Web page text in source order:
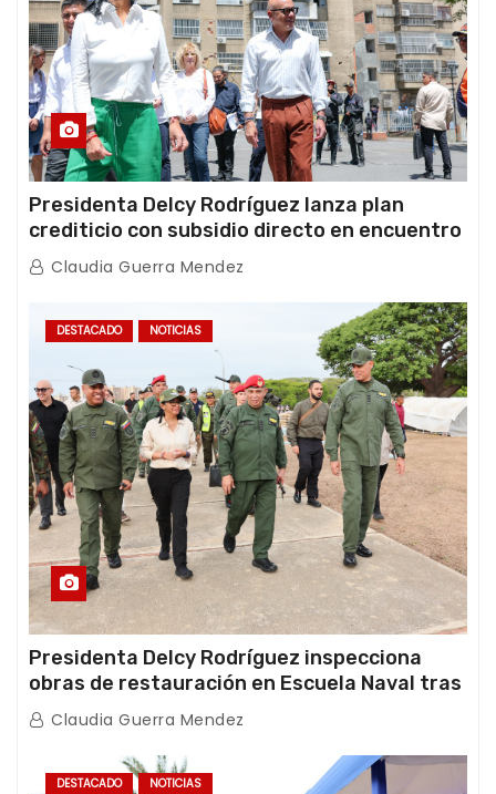
Presidenta Delcy Rodríguez lanza plan
crediticio con subsidio directo en encuentro
con Juntas de Condominio
Claudia Guerra Mendez
DESTACADO NOTICIAS
Presidenta Delcy Rodríguez inspecciona
obras de restauración en Escuela Naval tras
afectaciones sísmicas en La Guaira
Claudia Guerra Mendez
DESTACADO NOTICIAS